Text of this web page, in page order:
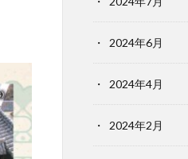
2024年6月
2024年4月
2024年2月